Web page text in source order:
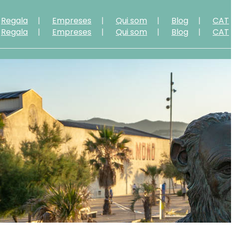
Regala Empreses Qui som Blog
CAT
Regala Empreses Qui som Blog CAT